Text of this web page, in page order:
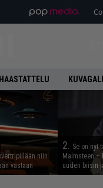
HAASTATTELU
niin
vastaan
2. Se on nyt
Malmsteen –
uuden biisin